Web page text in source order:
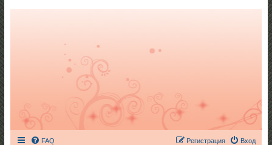
FAQ Вход
Регистрация